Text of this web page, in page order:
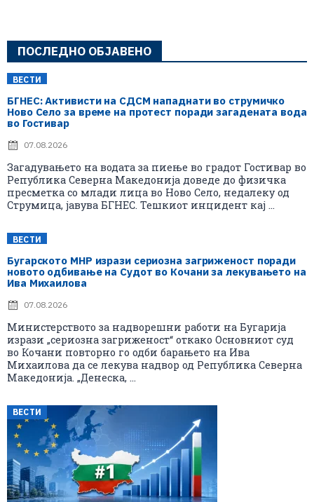
ПОСЛЕДНО ОБЈАВЕНО
ВЕСТИ
БГНЕС: Aктивисти на СДСМ нападнати во струмичко
Ново Село за време на протест поради загадената вода
во Гостивар
07.08.2026
Загадувањето на водата за пиење во градот Гостивар во
Република Северна Македонија доведе до физичка
пресметка со млади лица во Ново Село, недалеку од
Струмица, јавува БГНЕС. Тешкиот инцидент кај ...
ВЕСТИ
Бугарското МНР изрази сериозна загриженост поради
новото одбивање на Судот во Кочани за лекувањето на
Ива Михаилова
07.08.2026
Министерството за надворешни работи на Бугарија
изрази „сериозна загриженост“ откако Основниот суд
во Кочани повторно го одби барањето на Ива
Михаилова да се лекува надвор од Република Северна
Македонија. „Денеска, ...
ВЕСТИ